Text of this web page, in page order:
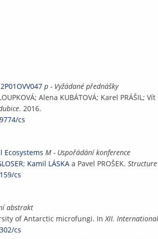
p - Vyžádané přednášky
Alena KUBÁTOVÁ; Karel PRÁŠIL;
. 2016.
cs
M - Uspořádání konference
; Kamil LÁSKA a Pavel PROŠEK.
cs
abstrakt
of Antarctic microfungi. InXII.
cs